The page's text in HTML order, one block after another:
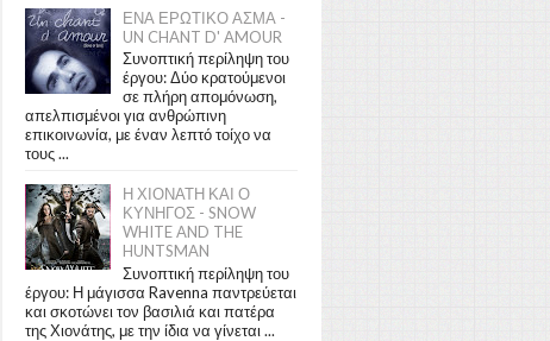
ΕΝΑ ΕΡΩΤΙΚΟ ΑΣΜΑ -
UN CHANT D' AMOUR
Συνοπτική περίληψη του
έργου: Δύο κρατούμενοι
σε πλήρη απομόνωση,
απελπισμένοι για ανθρώπινη
επικοινωνία, με έναν λεπτό τοίχο να
τους ...
Η ΧΙΟΝΑΤΗ ΚΑΙ Ο
ΚΥΝΗΓΟΣ - SNOW
WHITE AND THE
HUNTSMAN
Συνοπτική περίληψη του
έργου: Η μάγισσα Ravenna παντρεύεται
και σκοτώνει τον βασιλιά και πατέρα
της Χιονάτης, με την ίδια να γίνεται ...